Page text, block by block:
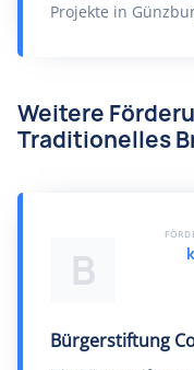
Projekte in
Weitere
Traditionelles
B
Bürgerstiftung